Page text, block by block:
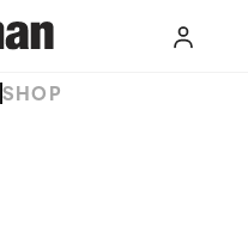
SHOP